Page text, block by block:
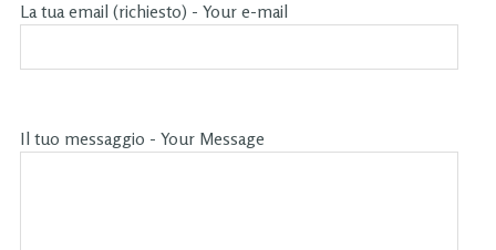
La tua email (richiesto) - Your e-mail
Il tuo messaggio - Your Message